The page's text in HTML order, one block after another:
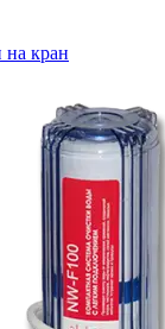
на кран